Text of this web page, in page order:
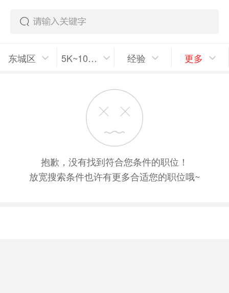
东城区 5K~10K/月 经验 更多
抱歉，没有找到符合您条件的职位！
放宽搜索条件也许有更多合适您的职位哦~